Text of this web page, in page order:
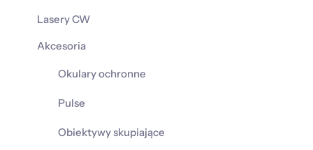
Lasery CW
Akcesoria
Okulary ochronne
Pulse
Obiektywy skupiające